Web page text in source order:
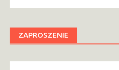
ZAPROSZENIE